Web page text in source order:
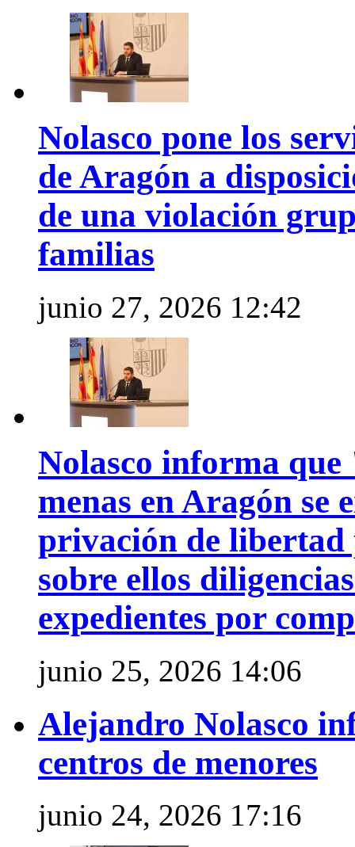
Nolasco pone los
de Aragón a
de una violación
familias
junio 27, 2026 12:42
Nolasco informa que
menas en Aragón se
privación de libertad
sobre ellos
expedientes por
junio 25, 2026 14:06
Alejandro Nolasco
centros de menores
junio 24, 2026 17:16